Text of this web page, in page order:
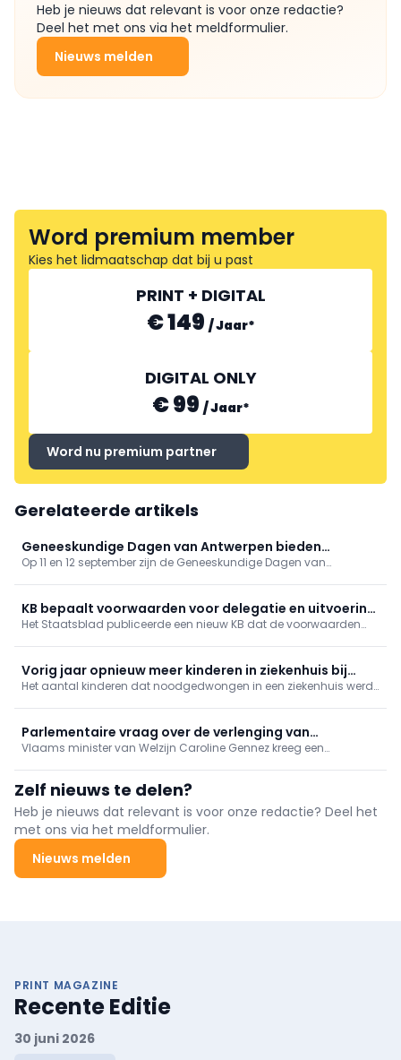
Heb je nieuws dat relevant is voor onze redactie?
Deel het met ons via het meldformulier.
Nieuws melden
Word premium member
Kies het lidmaatschap dat bij u past
PRINT + DIGITAL
€ 149 /Jaar*
DIGITAL ONLY
€ 99 /Jaar*
Word nu premium partner
Gerelateerde artikels
Geneeskundige Dagen van Antwerpen bieden
gevarieerd programma
Op 11 en 12 september zijn de Geneeskundige Dagen van
nood- en rampgeneeskunde.
KB bepaalt voorwaarden voor delegatie en uitvoering
van verpleegkundige handelingen in het kader van een
gestructureerd zorgteam
Het Staatsblad publiceerde een nieuw KB dat de voorwaarden
Vorig jaar opnieuw meer kinderen in ziekenhuis bij
gebrek aan jeugdhulp
Het aantal kinderen dat noodgedwongen in een ziekenhuis werd
Parlementaire vraag over de verlenging van
beheersovereenkomsten voor preventief
gezondheidsbeleid
Vlaams minister van Welzijn Caroline Gennez kreeg een
Zelf nieuws te delen?
Heb je nieuws dat relevant is voor onze redactie? Deel het
met ons via het meldformulier.
Nieuws melden
PRINT MAGAZINE
Recente Editie
30 juni 2026